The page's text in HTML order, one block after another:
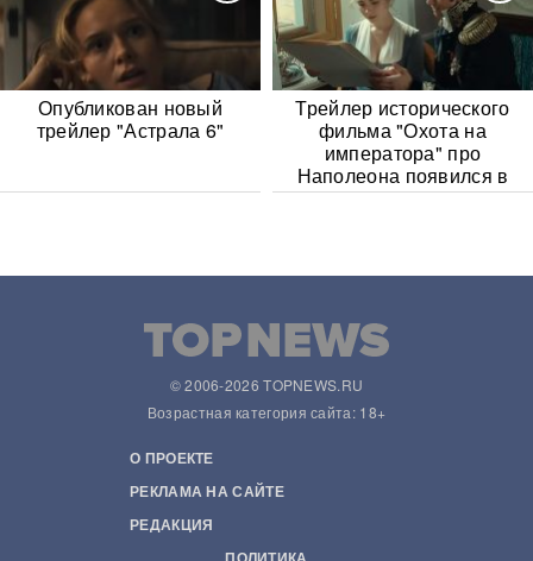
Опубликован новый
трейлер "Астрала 6"
Трейлер исторического
фильма "Охота на
императора" про
Наполеона появился в
Сети
© 2006-2026 TOPNEWS.RU
Возрастная категория сайта: 18+
О ПРОЕКТЕ
РЕКЛАМА НА САЙТЕ
РЕДАКЦИЯ